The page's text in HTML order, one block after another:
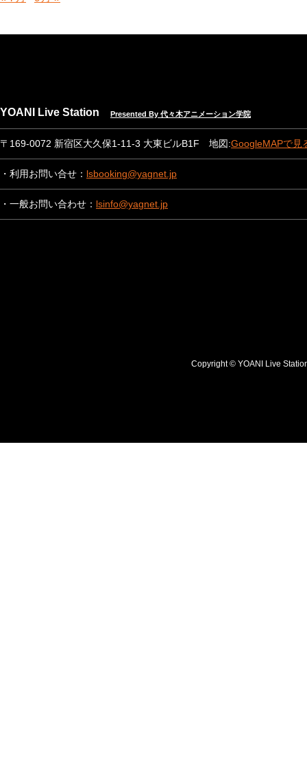
YOANI Live Station Presented By 代々木アニメーション学院
〒169-0072 新宿区大久保1-11-3 大東ビルB1F 地図:GoogleMAPで見
・利用お問い合せ： lsbooking@yagnet.jp
・一般お問い合わせ： lsinfo@yagnet.jp
Copyright © YOANI Live